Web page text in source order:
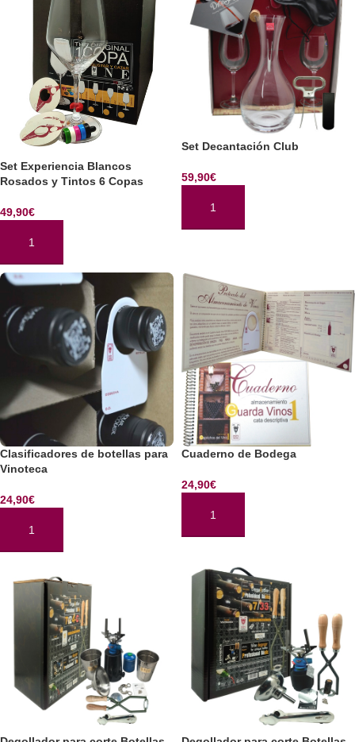
Set Experiencia Blancos
Rosados y Tintos 6 Copas
49,90€
AÑADIR AL CARRITO
Set Decantación Club
59,90€
AÑADIR AL CARRITO
Clasificadores de botellas para
Vinoteca
24,90€
AÑADIR AL CARRITO
Cuaderno de Bodega
24,90€
AÑADIR AL CARRITO